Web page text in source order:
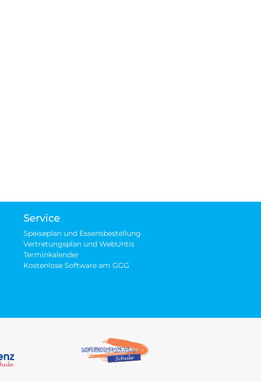
Service
Speiseplan und Essensbestellung
Vertretungsplan und WebUntis
Terminkalender
Kostenlose Software am GGG